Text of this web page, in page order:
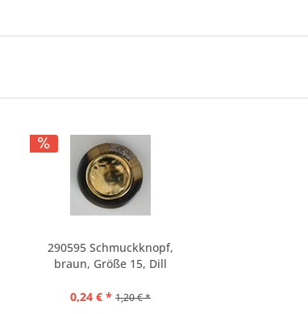
290595 Schmuckknopf,
braun, Größe 15, Dill
0,24 € * 1,20 € *